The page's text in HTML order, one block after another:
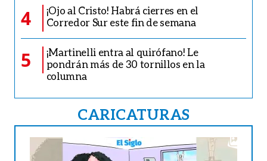
4
¡Ojo al Cristo! Habrá cierres en el
Corredor Sur este fin de semana
5
¡Martinelli entra al quirófano! Le
pondrán más de 30 tornillos en la
columna
CARICATURAS